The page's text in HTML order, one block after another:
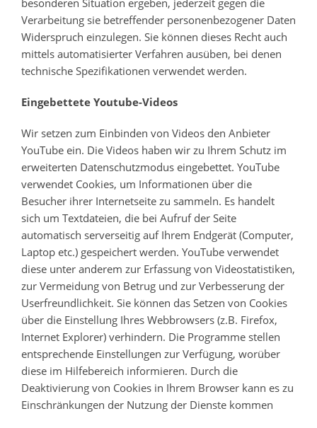
besonderen Situation ergeben, jederzeit gegen die
Verarbeitung sie betreffender personenbezogener Daten
Widerspruch einzulegen. Sie können dieses Recht auch
mittels automatisierter Verfahren ausüben, bei denen
technische Spezifikationen verwendet werden.
Eingebettete Youtube-Videos
Wir setzen zum Einbinden von Videos den Anbieter
YouTube ein. Die Videos haben wir zu Ihrem Schutz im
erweiterten Datenschutzmodus eingebettet. YouTube
verwendet Cookies, um Informationen über die
Besucher ihrer Internetseite zu sammeln. Es handelt
sich um Textdateien, die bei Aufruf der Seite
automatisch serverseitig auf Ihrem Endgerät (Computer,
Laptop etc.) gespeichert werden. YouTube verwendet
diese unter anderem zur Erfassung von Videostatistiken,
zur Vermeidung von Betrug und zur Verbesserung der
Userfreundlichkeit. Sie können das Setzen von Cookies
über die Einstellung Ihres Webbrowsers (z.B. Firefox,
Internet Explorer) verhindern. Die Programme stellen
entsprechende Einstellungen zur Verfügung, worüber
diese im Hilfebereich informieren. Durch die
Deaktivierung von Cookies in Ihrem Browser kann es zu
Einschränkungen der Nutzung der Dienste kommen